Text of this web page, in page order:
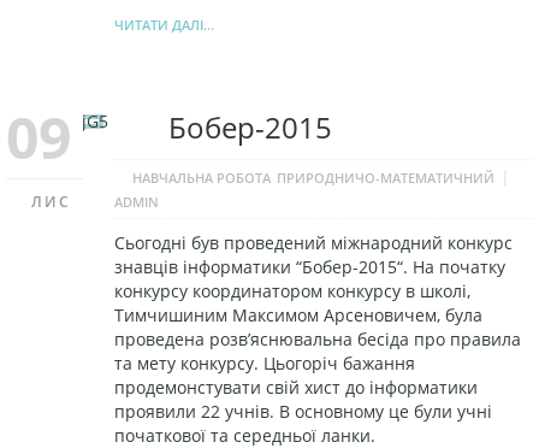
ЧИТАТИ ДАЛІ...
09
ЛИС
Бобер-2015
НАВЧАЛЬНА РОБОТА ПРИРОДНИЧО-МАТЕМАТИЧНИЙ
ADMIN
Сьогодні був проведений міжнародний конкурс
знавців інформатики “Бобер-2015“. На початку
конкурсу координатором конкурсу в школі,
Тимчишиним Максимом Арсеновичем, була
проведена розв’яснювальна бесіда про правила
та мету конкурсу. Цьогоріч бажання
продемонстувати свій хист до інформатики
проявили 22 учнів. В основному це були учні
початкової та середньої ланки.